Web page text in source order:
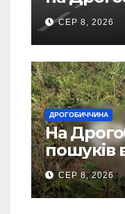
СЕР 8, 2026
ДРОГОБИЧЧИНА
На
пошуків
СЕР 8, 2026